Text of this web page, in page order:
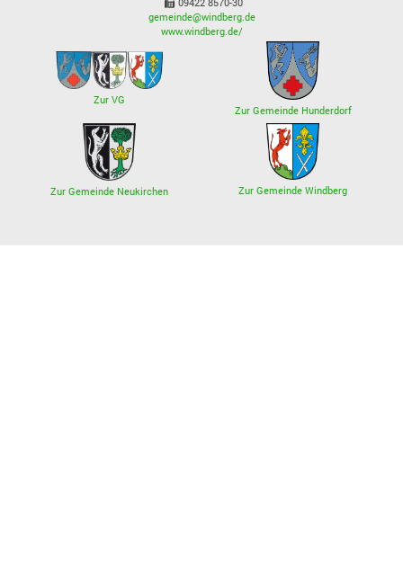
gemeinde@windberg.de
www.windberg.de/
Zur VG
Zur Gemeinde Hunderdorf
Zur Gemeinde Neukirchen Zur Gemeinde Windberg